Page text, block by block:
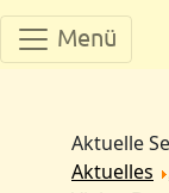
Menü
Aktuelle
Aktuelles